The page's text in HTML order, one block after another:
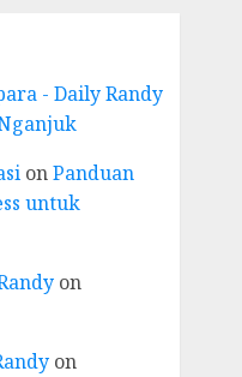
- Daily Randy
onPanduan
untuk
on
on